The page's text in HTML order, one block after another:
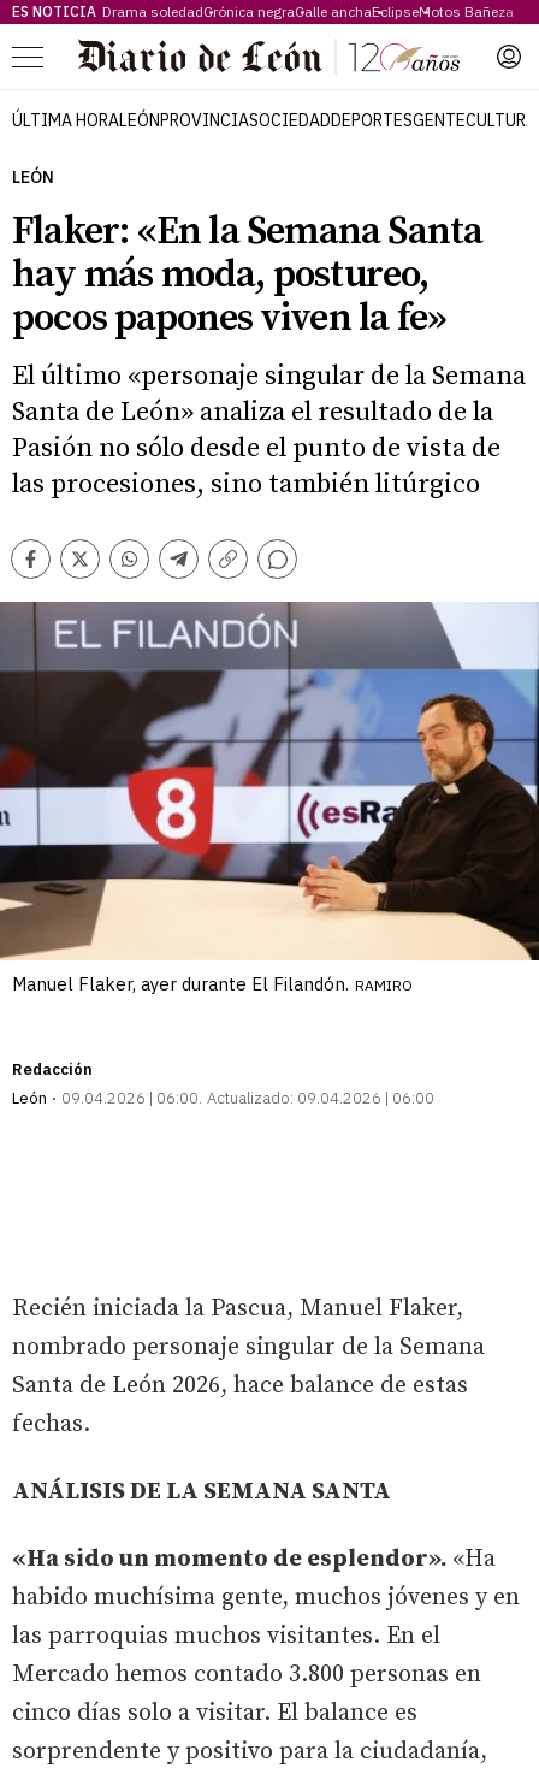
ES NOTICIA Drama soledadCrónica negraCalle anchaEclipseMotos Bañeza
Menú
ÚLTIMA HORALEÓNPROVINCIASOCIEDADDEPORTESGENTECULTURA
LEÓN
Flaker: «En la Semana Santa
hay más moda, postureo,
pocos papones viven la fe»
El último «personaje singular de la Semana
Santa de León» analiza el resultado de la
Pasión no sólo desde el punto de vista de
las procesiones, sino también litúrgico
Facebook
TwitterWhatsappTelegram
Copiar
Comentarios
Manuel Flaker, ayer durante El Filandón. RAMIRO
Redacción
León
09.04.2026 | 06:00 Actualizado: 09.04.2026 | 06:00
Recién iniciada la Pascua, Manuel Flaker,
nombrado personaje singular de la Semana
Santa de León 2026, hace balance de estas
fechas.
ANÁLISIS DE LA SEMANA SANTA
«Ha sido un momento de esplendor». «Ha
habido muchísima gente, muchos jóvenes y en
las parroquias muchos visitantes. En el
Mercado hemos contado 3.800 personas en
cinco días solo a visitar. El balance es
sorprendente y positivo para la ciudadanía,